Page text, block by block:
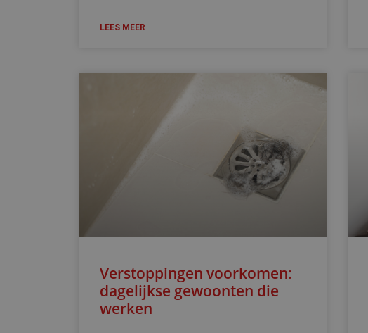
LEES MEER
Verstoppingen voorkomen:
dagelijkse gewoonten die
werken